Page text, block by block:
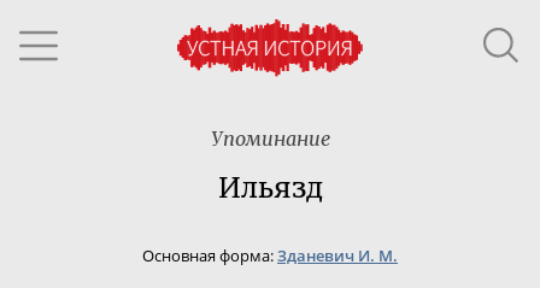
Упоминание
Ильязд
Основная форма:Зданевич И. М.